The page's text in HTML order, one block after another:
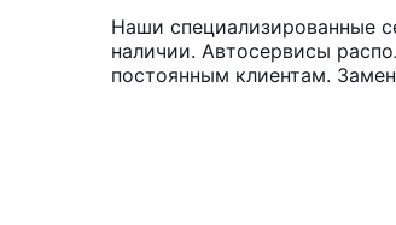
Наши специализированные
наличии. Автосервисы
постоянным клиентам.